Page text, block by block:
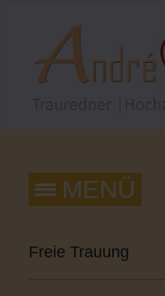
Freie Trauung